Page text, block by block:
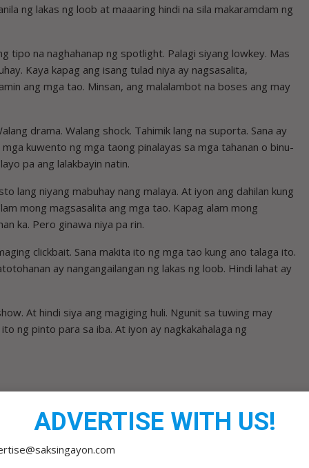
ng lakas ng loob at maaaring hindi na sila makaramdam ng
tipo na naghahanap ng spotlight. Palagi siyang lowkey. Mas
Kaya kapag ang isang tulad niya ay nagsasalita,
ang mga tao. Minsan, ang malalambot na boses ang may
drama. Walang shock. Tahimik lang na suporta. Sana ay
kuwento ng mga taong pinalayas sa mga tahanan o binu-
pa ang lalakbayin natin.
lang niyang mabuhay nang malaya. At iyon ang dahilan kung
mong magsasalita ang mga tao. Kapag alam mong
ka. Pero ginawa niya pa rin.
clickbait. Sana makita ito ng mga tao kung ano talaga ito.
ay nangangailangan ng lakas ng loob. Hindi lahat ay
At hindi siya ang magiging huli. Ngunit sa tuwing may
ng pinto para sa iba. At iyon ay nagkakahalaga ng
BALIK-REYALIDAD
ADVERTISE WITH US!